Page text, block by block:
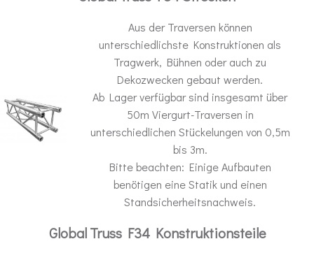
Aus der Traversen können
unterschiedlichste Konstruktionen als
Tragwerk, Bühnen oder auch zu
Dekozwecken gebaut werden.
Ab Lager verfügbar sind insgesamt über
50m Viergurt-Traversen in
unterschiedlichen Stückelungen von 0,5m
bis 3m.
Bitte beachten: Einige Aufbauten
benötigen eine Statik und einen
Standsicherheitsnachweis.
Global Truss F34 Konstruktionsteile